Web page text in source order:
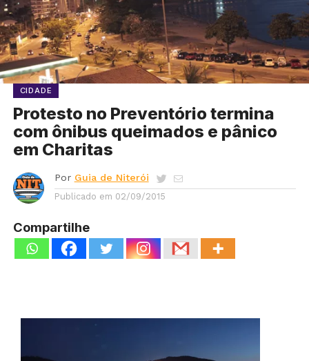
CIDADE
Protesto no Preventório termina
com ônibus queimados e pânico
em Charitas
Por Guia de Niterói
Publicado em 02/09/2015
Compartilhe